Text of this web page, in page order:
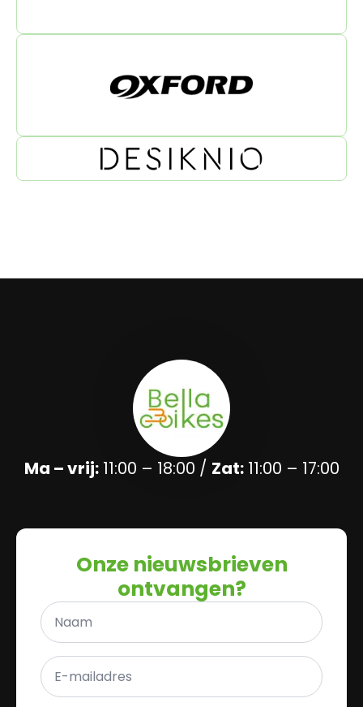
Ma – vrij:11:00 – 18:00 / Zat:11:00 – 17:00
Onze nieuwsbrieven
ontvangen?
Naam
*
E-
mailadres
*